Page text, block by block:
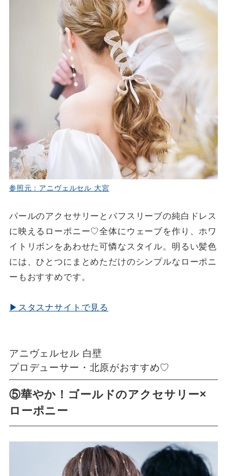
参照元：アニヴェルセル 大宮
パールのアクセサリーとパフスリーブの純白ドレス
に映えるローポニー♡全体にウェーブを作り、ホワ
イトリボンをあわせた可憐なスタイル。明るい髪色
には、ひとつにまとめただけのシンプルなローポニ
ーもおすすめです。
▶スタスナサイトで見る
アニヴェルセル 白壁
プロデューサー・北原がおすすめ♡
⑤華やか！ゴールドのアクセサリー×
ローポニー